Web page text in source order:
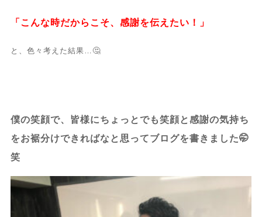
「こんな時だからこそ、感謝を伝えたい！」
と、色々考えた結果…🤔
僕の笑顔で、皆様にちょっとでも笑顔と感謝の気持ち
をお裾分けできればなと思ってブログを書きました🤭
笑